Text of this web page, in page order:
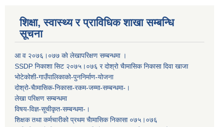
शिक्षा, स्वास्थ्य र प्राविधिक शाखा सम्बन्धि
सूचना
आ व २०७६।०७७ काे लेखापरिक्षण सम्बन्धमा ।
SSDP निकाशा सिट २०७५।०७६ र दोश्रो चैामासिक निकासा दिवा खाजा
भोटेकोशी-गाउँपालिकाको-पुननिर्माण-योजना
दोश्रो-चैामासिक-निकासा-रकम-जम्मा-सम्बन्धमा-।
लेखा परिक्षण सम्बन्धमा
विषय-विज्ञ-सूचीकृत-सम्बन्धमा-।
शिक्षक तथा कर्मचारीको प्रथम च‌ैामासिक निकासा ०७५।०७६